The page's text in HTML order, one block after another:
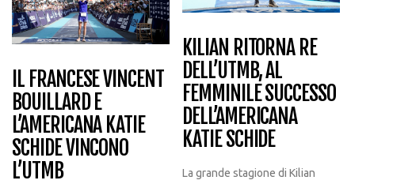
IL FRANCESE VINCENT
BOUILLARD E
L’AMERICANA KATIE
SCHIDE VINCONO
L’UTMB
KILIAN RITORNA RE
DELL’UTMB, AL
FEMMINILE SUCCESSO
DELL’AMERICANA
KATIE SCHIDE
La grande stagione di Kilian